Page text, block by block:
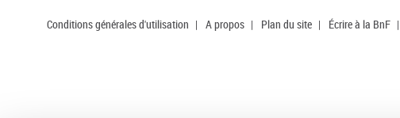
Conditions générales d'utilisation | A propos | Plan du site | Écrire à la BnF |